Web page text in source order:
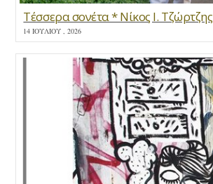
Τέσσερα σονέτα * Νίκος Ι. Τζώρτζης
14 ΙΟΥΛΊΟΥ , 2026